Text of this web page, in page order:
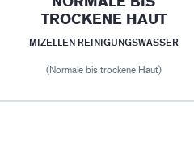
TROCKENE HAUT
MIZELLEN REINIGUNGSWASSER
(Normale bis trockene Haut)